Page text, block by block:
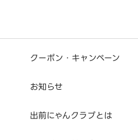
クーポン・キャンペーン
お知らせ
出前にゃんクラブとは